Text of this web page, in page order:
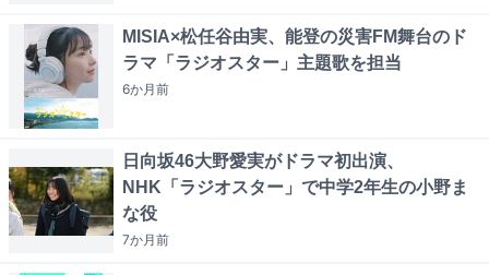
MISIA×松任谷由実、能登の災害FM舞台のド
ラマ「ラジオスター」主題歌を担当
6か月前
日向坂46大野愛実がドラマ初出演、
NHK「ラジオスター」で中学2年生の小野ま
な役
7か月前